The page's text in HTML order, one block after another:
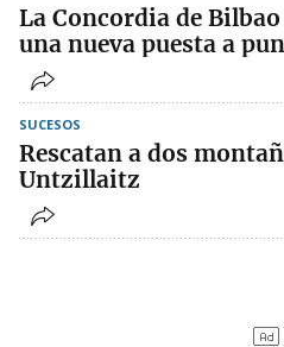
La Concordia de
una nueva puesta a
SUCESOS
Rescatan a dos
Untzillaitz